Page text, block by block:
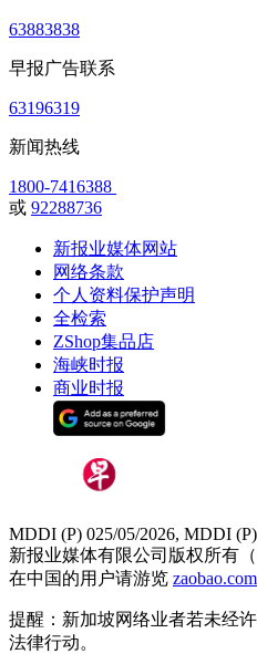
63883838
早报广告联系
63196319
新闻热线
1800-7416388
或 92288736
新报业媒体网站
网络条款
个人资料保护声明
全检索
ZShop集品店
海峡时报
商业时报
MDDI (P) 025/05/2026, MDDI
新报业媒体有限公司版权所有（
在中国的用户请游览 zaobao.com
提醒：新加坡网络业者若未经
法律行动。